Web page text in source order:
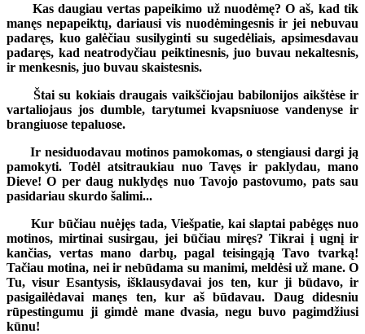
Kas daugiau vertas papeikimo už nuodėmę? O aš, kad tik
manęs nepapeiktų, dariausi vis nuodėmingesnis ir jei nebuvau
padaręs, kuo galėčiau susilyginti su sugedėliais, apsimesdavau
padaręs, kad neatrodyčiau peiktinesnis, juo buvau nekaltesnis,
ir menkesnis, juo buvau skaistesnis.
Štai su kokiais draugais vaikščiojau babilonijos aikštėse ir
vartaliojaus jos dumble, tarytumei kvapsniuose vandenyse ir
brangiuose tepaluose.
Ir nesiduodavau motinos pamokomas, o stengiausi dargi ją
pamokyti. Todėl atsitraukiau nuo Tavęs ir paklydau, mano
Dieve! O per daug nuklydęs nuo Tavojo pastovumo, pats sau
pasidariau skurdo šalimi...
Kur būčiau nuėjęs tada, Viešpatie, kai slaptai pabėgęs nuo
motinos, mirtinai susirgau, jei būčiau miręs? Tikrai į ugnį ir
kančias, vertas mano darbų, pagal teisingąją Tavo tvarką!
Tačiau motina, nei ir nebūdama su manimi, meldėsi už mane. O
Tu, visur Esantysis, išklausydavai jos ten, kur ji būdavo, ir
pasigailėdavai manęs ten, kur aš būdavau. Daug didesniu
rūpestingumu ji gimdė mane dvasia, negu buvo pagimdžiusi
kūnu!